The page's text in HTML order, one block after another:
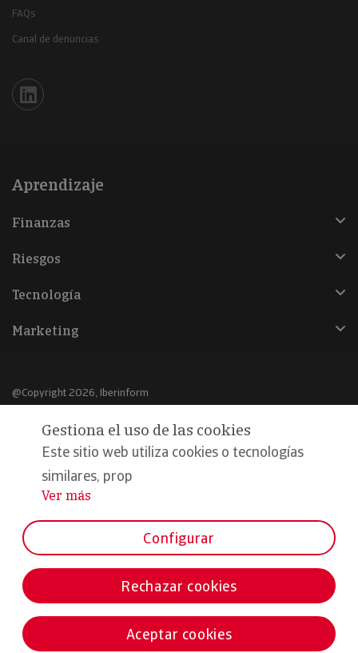
FAQs
Canal de denuncias
Iberinform en Linkedin
Aprendizaje
Finanzas
Riesgos
Tecnología
Marketing
@Copyright 2026, Iberinform
Aviso legal
Política de cookies
Declaración de privacidad
Formamos parte de:
Gestiona el uso de las cookies
Este sitio web utiliza cookies o tecnologías
similares, prop
...
Ver más
Configurar
Rechazar cookies
Aceptar cookies